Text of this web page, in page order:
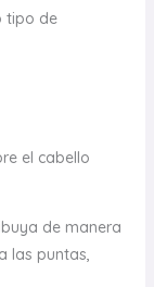
tipo de
el cabello
de manera
las puntas,